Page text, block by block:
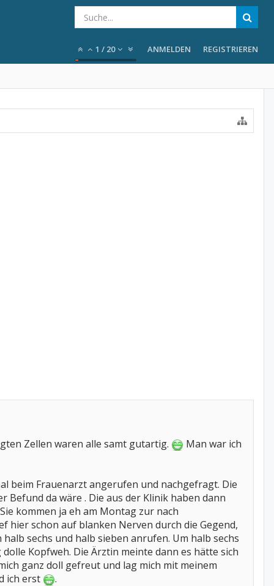
1 / 20 ANMELDEN REGISTRIEREN
Zellen waren alle samt gutartig. Man war ich
beim Frauenarzt angerufen und nachgefragt. Die
da wäre . Die aus der Klinik haben dann
kommen ja eh am Montag zur nach
hier schon auf blanken Nerven durch die Gegend,
sechs und halb sieben anrufen. Um halb sechs
Kopfweh. Die Ärztin meinte dann es hätte sich
ganz doll gefreut und lag mich mit meinem
ich erst
.